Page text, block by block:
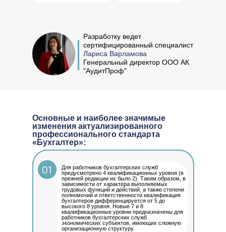
Разработку ведет
сертифицированный специалист
Лариса Варламова
Генеральный директор ООО АК
"АудитПроф"
Основные и наиболее значимые
изменения актуализированного
профессионального стандарта
«Бухгалтер»:
Для работников бухгалтерских служб
предусмотрено 4 квалификационных уровня (в
прежней редакции их было 2). Таким образом, в
зависимости от характера выполняемых
трудовых функций и действий, а также степени
полномочий и ответственности квалификация
бухгалтеров дифференцируется от 5 до
высокого 8 уровня. Новые 7 и 8
квалификационные уровни предназначены для
работников бухгалтерских служб
экономических субъектов, имеющих сложную
организационную структуру.
01